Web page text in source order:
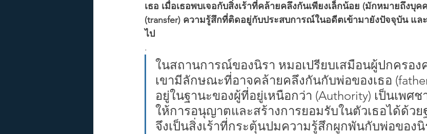
เธอ เมื่อเธอพบเจอกับสิ่งเร้าที่คล้ายคลึงกันเพียงเล็กน้อย (มักหมายถึงบุค
(transfer) ความรู้สึกที่ติดอยู่กับประสบการณ์ในอดีตเข้ามายังปัจจุบัน แล
ไป
.
ในสถานการณ์ของนิรา หมอเปรียบเสมือนผู้ปกครอง
เขามีลักษณะที่อาจคล้ายคลึงกันกับพ่อของเธอ
อยู่ในฐานะของผู้ที่อยู่เหนือกว่า (Authority) เป็นเพศ
ให้การอนุญาตและสร้างการยอมรับในตัวเธอได้ด้วย
จึงเป็นสิ่งเร้าที่กระตุ้นปมความรู้สึกผูกพันกับพ่อของนิ